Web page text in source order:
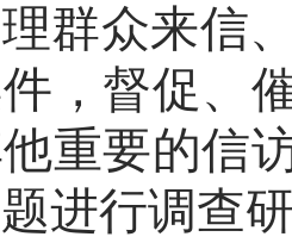
群众来信
，督促、
重要的信
进行调查